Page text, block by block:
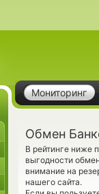
Мониторинг
Обмен
В рейтинге ниже
выгодности
внимание на
нашего сайта.